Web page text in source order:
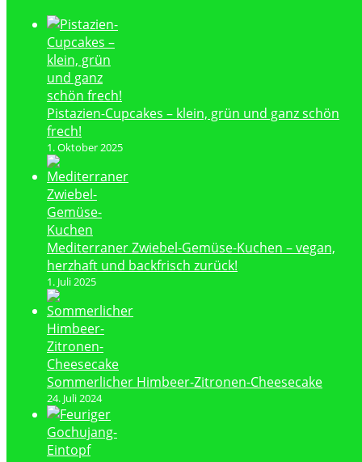
Pistazien-Cupcakes – klein, grün und ganz schön
frech!
1. Oktober 2025
Mediterraner Zwiebel-Gemüse-Kuchen – vegan,
herzhaft und backfrisch zurück!
1. Juli 2025
Sommerlicher Himbeer-Zitronen-Cheesecake
24. Juli 2024